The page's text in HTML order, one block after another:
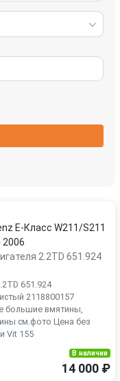
E-Класс W211/S211
2.2TD 651.924
651.924
2118800157
большие вмятины,
см.фото Цена без
Vit 155
В наличии
14 000 ₽